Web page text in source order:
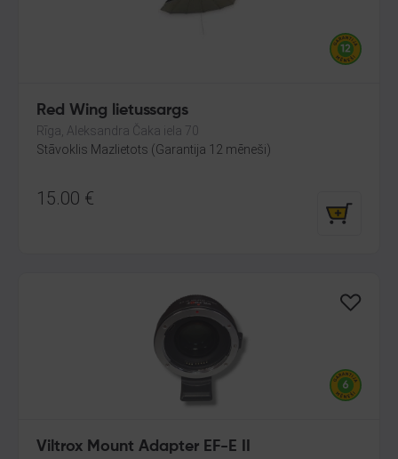
Red Wing lietussargs
Rīga, Aleksandra Čaka iela 70
Stāvoklis Mazlietots (Garantija 12 mēneši)
15.00 €
Viltrox Mount Adapter EF-E II